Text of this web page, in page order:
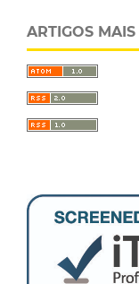
ARTIGOS